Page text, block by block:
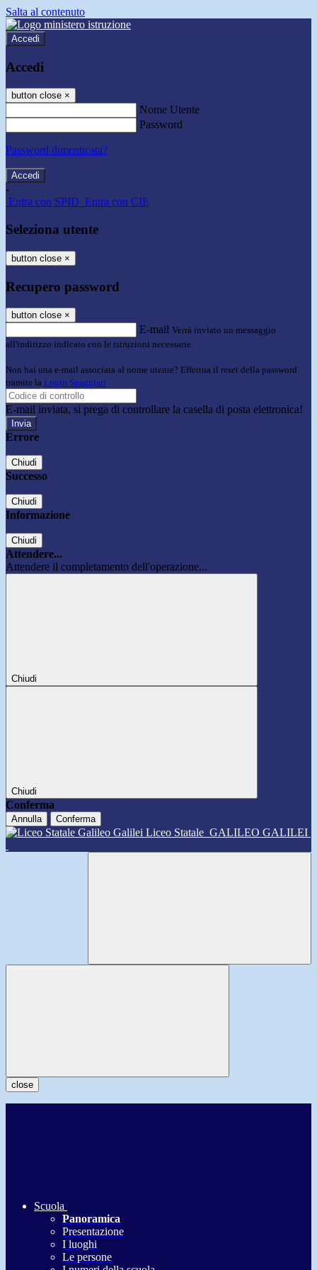
Salta al contenuto
Accedi
Accedi
button close ×
Nome Utente
Password
Password dimenticata?
-
Entra con SPID Entra con CIE
Seleziona utente
button close ×
Recupero password
button close ×
E-mail Verrà inviato un messaggio
all'indirizzo indicato con le istruzioni necessarie.
Non hai una e-mail associata al nome utente? Effettua il reset della password
tramite la Login Spaggiari
E-mail inviata, si prega di controllare la casella di posta elettronica!
Errore
Chiudi
Successo
Chiudi
Informazione
Chiudi
Attendere...
Attendere il completamento dell'operazione...
Chiudi
Chiudi
Conferma
Annulla Conferma
Liceo Statale GALILEO GALILEI
close
Scuola
Panoramica
Presentazione
I luoghi
Le persone